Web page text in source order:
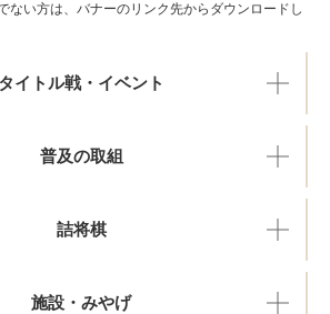
ない方は、バナーのリンク先からダウンロードし
タイトル戦・イベント
普及の取組
詰将棋
施設・みやげ